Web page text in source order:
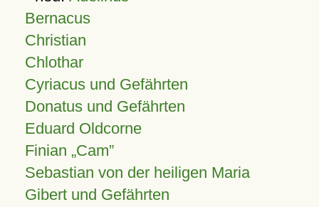
Bernacus
Christian
Chlothar
Cyriacus und Gefährten
Donatus und Gefährten
Eduard Oldcorne
Finian Cam
Sebastian von der heiligen Maria
Gibert und Gefährten